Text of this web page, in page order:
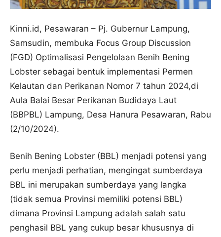
Kinni.id, Pesawaran – Pj. Gubernur Lampung,
Samsudin, membuka Focus Group Discussion
(FGD) Optimalisasi Pengelolaan Benih Bening
Lobster sebagai bentuk implementasi Permen
Kelautan dan Perikanan Nomor 7 tahun 2024,di
Aula Balai Besar Perikanan Budidaya Laut
(BBPBL) Lampung, Desa Hanura Pesawaran, Rabu
(2/10/2024).
Benih Bening Lobster (BBL) menjadi potensi yang
perlu menjadi perhatian, mengingat sumberdaya
BBL ini merupakan sumberdaya yang langka
(tidak semua Provinsi memiliki potensi BBL)
dimana Provinsi Lampung adalah salah satu
penghasil BBL yang cukup besar khususnya di